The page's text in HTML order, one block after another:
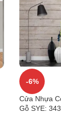
-6%
Cửa Nhựa
Gỗ SYE: 343